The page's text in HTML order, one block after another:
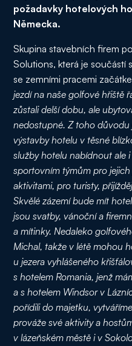
požadavky hotelových
Německa.
Skupina stavebních firem
Solutions, která je součástí
se zemními pracemi
jezdí na naše golfové hřiště
zůstali delší dobu, ale
nedostupné. Z toho důvodu
výstavby hotelu v těsné
služby hotelu nabídnout ale
sportovním týmům pro
aktivitami, pro turisty,
Skvělé zázemí bude mít
jsou svatby, vánoční a
a mítinky. Nedaleko
Michal, takže v létě mohou
u jezera vyhlášeného
s hotelem Romania, jenž
a s hotelem Windsor v
pořídili do majetku,
prováže své aktivity a
v lázeňském městě i v